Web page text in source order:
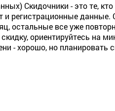
Скидочники - это те, кто
и регистрационные данные.
остальные все уже
ориентируйтесь на
- хорошо, но планировать